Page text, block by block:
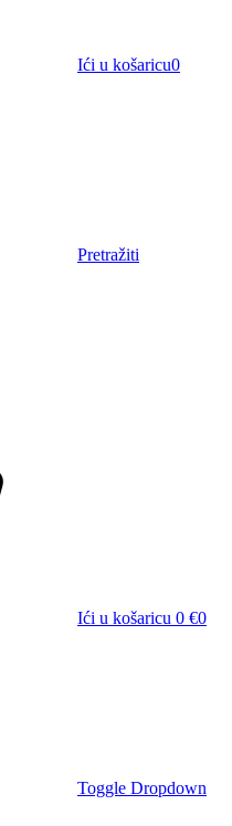
Ići u košaricu0
Pretražiti
Ići u košaricu 0 €0
Toggle Dropdown